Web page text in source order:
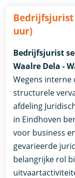
Bedrijfsjurist
uur)
Bedrijfsjurist
Waalre Dela -
Wegens
structurele
afdeling
in Eindhoven
voor business
gevarieerde
belangrijke rol